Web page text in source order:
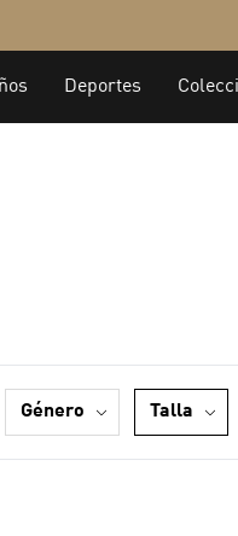
género talla